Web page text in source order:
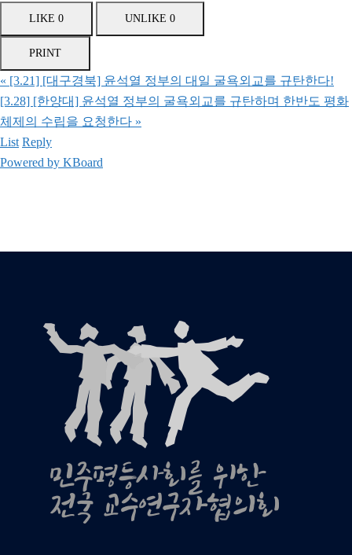
LIKE 0 UNLIKE 0
PRINT
« [3.21] [대구경북] 윤석열 정부의 대일 굴욕외교를 규탄한다!
[3.28] [한양대] 윤석열 정부의 굴욕외교를 규탄하며 한반도 평화
체제의 수립을 요청한다 »
List Reply
Powered by KBoard